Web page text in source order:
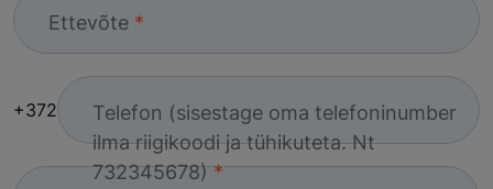
Ettevõte
Telefon (sisestage oma telefoninumber
ilma riigikoodi ja tühikuteta. Nt
732345678)
+372